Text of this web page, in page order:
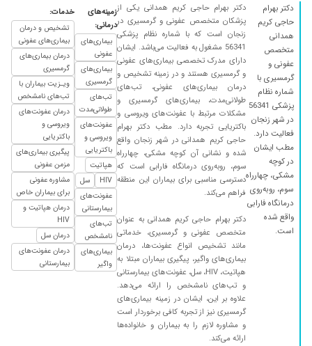
دکتر بسیار خوبی هستند انشالله همیشه سلامت
باشند0
۱۴۰۰/۰۶/۱۷
بسیار عالی ۱۴۰۰/۰۲/۱۹
سلام ،من چند سالی هست که پیش آقای دکتر حاج
کریم میرم تشخیص ش خوبه
۱۴۰۰/۱۱/۱۹
واقن دکتر خوبی هستن ۱۴۰۰/۰۷/۲۲
از بستگان بسارجواب گرفته اند ۱۳۹۸/۱۲/۲۰
واقعا دکتر فوق العاده عالی هستن ۱۳۹۹/۰۸/۲۰
مادرم مشکل عفونیداشت ۱۳۹۹/۰۹/۰۱
درد پشت قسیه سینه خوب شدم ۱۴۰۰/۰۶/۳۱
عالی بودن
عالی بود ۱۴۰۰/۰۵/۰۵
عفونت لگن داشتم،بعد استفاده از تجویز ایشون
خیلی بهتر شدم،شکر خدا
۱۴۰۰/۰۵/۱۶
عالی بودند
تجربه نجات جانم را در 11سال در هر سال متوالی
داشتم و بهبود یافتم
دکتر بهرام
حاجی کریم
همدانی
متخصص
عفونی و
گرمسیری با
شماره نظام
پزشکی 56341
در شهر زنجان
فعالیت دارد.
مطب ایشان
در کوچه
مشکی، چهارراه
سوم، روبه‌روی
درمانگاه فارابی
واقع شده
است.
دکتر بهرام حاجی کریم همدانی یکی از
پزشکان متخصص عفونی و گرمسیری در
زنجان است که با شماره نظام پزشکی
56341 مشغول به فعالیت می‌باشد. ایشان
دارای مدرک تخصصی بیماری‌های عفونی
و گرمسیری هستند و در زمینه تشخیص و
درمان بیماری‌های عفونی، تب‌های
طولانی‌مدت، بیماری‌های گرمسیری و
مشکلات مرتبط با عفونت‌های ویروسی و
باکتریایی تجربه دارد. مطب دکتر بهرام
حاجی کریم همدانی در شهر زنجان واقع
شده و نشانی آن کوچه مشکی، چهارراه
سوم، روبه‌روی درمانگاه فارابی است که
دسترسی مناسبی برای بیماران این منطقه
فراهم می‌کند.
دکتر بهرام حاجی کریم همدانی به عنوان
متخصص عفونی و گرمسیری، خدماتی
مانند تشخیص انواع عفونت‌ها، درمان
بیماری‌های واگیر، پیگیری بیماران مبتلا به
هپاتیت، HIV، سل، عفونت‌های بیمارستانی
و تب‌های نامشخص را ارائه می‌دهد.
علاوه بر این، ایشان در زمینه بیماری‌های
گرمسیری نیز از تجربه کافی برخوردار است
و مشاوره لازم را به بیماران و خانواده‌ها
ارائه می‌کند.
زمینه‌های
درمانی:
بیماری‌های
عفونی
بیماری‌های
گرمسیری
تب‌های
طولانی‌مدت
عفونت‌های
ویروسی و
باکتریایی
هپاتیت
HIV
سل
عفونت‌های
بیمارستانی
تب‌های
نامشخص
بیماری‌های
واگیر
خدمات:
تشخیص و درمان
بیماری‌های عفونی
درمان بیماری‌های
گرمسیری
ویـزیت بیماران با
تب‌های نامشخص
درمان عفونت‌های
ویروسی و
باکتریایی
پیگیری بیماری‌های
مزمن عفونی
مشاوره عفونی
برای بیماران خاص
درمان هپاتیت و
HIV
درمان سل
درمان عفونت‌های
بیمارستانی